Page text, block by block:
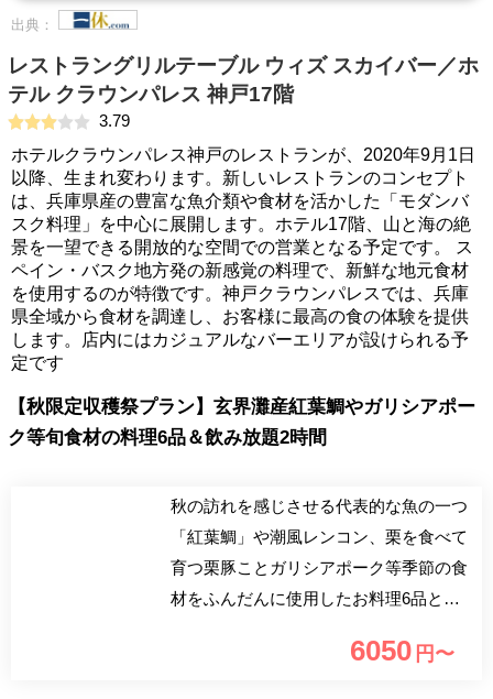
出典：
レストラングリルテーブル ウィズ スカイバー／ホ
テル クラウンパレス 神戸17階
3.79
ホテルクラウンパレス神戸のレストランが、2020年9月1日
以降、生まれ変わります。新しいレストランのコンセプト
は、兵庫県産の豊富な魚介類や食材を活かした「モダンバ
スク料理」を中心に展開します。ホテル17階、山と海の絶
景を一望できる開放的な空間での営業となる予定です。 ス
ペイン・バスク地方発の新感覚の料理で、新鮮な地元食材
を使用するのが特徴です。神戸クラウンパレスでは、兵庫
県全域から食材を調達し、お客様に最高の食の体験を提供
します。店内にはカジュアルなバーエリアが設けられる予
定です
【秋限定収穫祭プラン】玄界灘産紅葉鯛やガリシアポー
ク等旬食材の料理6品＆飲み放題2時間
秋の訪れを感じさせる代表的な魚の一つ
「紅葉鯛」や潮風レンコン、栗を食べて
育つ栗豚ことガリシアポーク等季節の食
材をふんだんに使用したお料理6品とフ
用意しました。生産者こだわりの食材を
6050 円〜